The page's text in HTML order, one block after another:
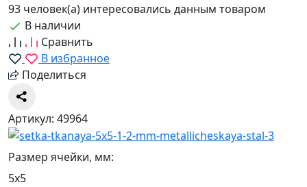
93 человек(а) интересовались данным товаром
В наличии
Сравнить
В избранное
Поделиться
Артикул: 49964
Размер ячейки, мм:
5х5